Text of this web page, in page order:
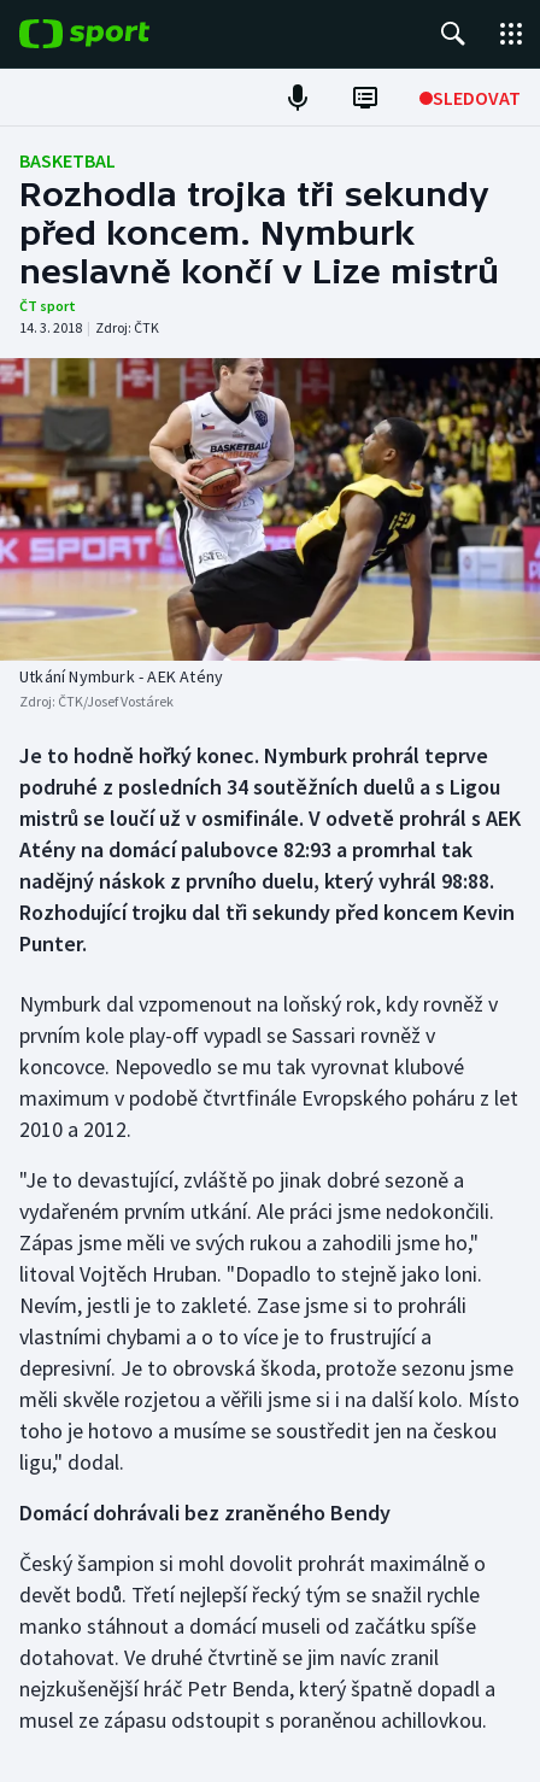
SLEDOVAT
Fotbal
Hokej
Tenis
Atletika
Cyklistika
DALŠÍ SPORTY
Americký fotbal
Baseball a softbal
Basketbal
Biatlon
Box
Curling
Dostihy
Futsal
Golf
Gymnastika
Házená
Jezdectví
Judo
Krasobruslení
Lezení
Motorsport
Olympijské hry
Parasport
NEPŘEHLÉDNĚTE
Soutěže
Historické návraty
Aplikace ČT sport
BASKETBAL
Rozhodla trojka tři sekundy
před koncem. Nymburk
neslavně končí v Lize mistrů
ČT sport
14. 3. 2018 | Zdroj: ČTK
Utkání Nymburk - AEK Atény
Zdroj: ČTK/Josef Vostárek
Je to hodně hořký konec. Nymburk prohrál teprve
podruhé z posledních 34 soutěžních duelů a s Ligou
mistrů se loučí už v osmifinále. V odvetě prohrál s AEK
Atény na domácí palubovce 82:93 a promrhal tak
nadějný náskok z prvního duelu, který vyhrál 98:88.
Rozhodující trojku dal tři sekundy před koncem Kevin
Punter.
Nymburk dal vzpomenout na loňský rok, kdy rovněž v
prvním kole play-off vypadl se Sassari rovněž v
koncovce. Nepovedlo se mu tak vyrovnat klubové
maximum v podobě čtvrtfinále Evropského poháru z let
2010 a 2012.
"Je to devastující, zvláště po jinak dobré sezoně a
vydařeném prvním utkání. Ale práci jsme nedokončili.
Zápas jsme měli ve svých rukou a zahodili jsme ho,"
litoval Vojtěch Hruban. "Dopadlo to stejně jako loni.
Nevím, jestli je to zakleté. Zase jsme si to prohráli
vlastními chybami a o to více je to frustrující a
depresivní. Je to obrovská škoda, protože sezonu jsme
měli skvěle rozjetou a věřili jsme si i na další kolo. Místo
toho je hotovo a musíme se soustředit jen na českou
ligu," dodal.
Domácí dohrávali bez zraněného Bendy
Český šampion si mohl dovolit prohrát maximálně o
devět bodů. Třetí nejlepší řecký tým se snažil rychle
manko stáhnout a domácí museli od začátku spíše
dotahovat. Ve druhé čtvrtině se jim navíc zranil
nejzkušenější hráč Petr Benda, který špatně dopadl a
musel ze zápasu odstoupit s poraněnou achillovkou.